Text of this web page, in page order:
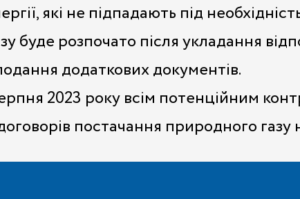
які не підпадають під
буде розпочато після укладання
додаткових документів.
2023 року всім потенційним
постачання природного